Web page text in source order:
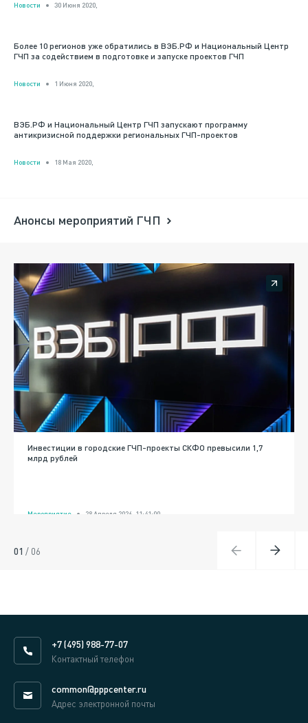
Новости 30 Июня 2020,
Более 10 регионов уже обратились в ВЭБ.РФ и Национальный Центр
ГЧП за содействием в подготовке и запуске проектов ГЧП
Новости 1 Июня 2020,
ВЭБ.РФ и Национальный Центр ГЧП запускают программу
антикризисной поддержки региональных ГЧП-проектов
Новости 18 Мая 2020,
Анонсы мероприятий ГЧП
Инвестиции в городские ГЧП-проекты СКФО превысили 1,7
млрд рублей
Мероприятие 28 Апреля 2026, 11:41:00
01 / 06
+7 (495) 988-77-07
Контактный телефон
common@pppcenter.ru
Адрес электронной почты